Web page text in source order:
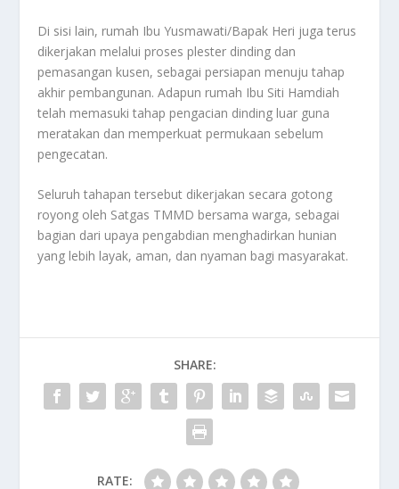
Di sisi lain, rumah Ibu Yusmawati/Bapak Heri juga terus
dikerjakan melalui proses plester dinding dan
pemasangan kusen, sebagai persiapan menuju tahap
akhir pembangunan. Adapun rumah Ibu Siti Hamdiah
telah memasuki tahap pengacian dinding luar guna
meratakan dan memperkuat permukaan sebelum
pengecatan.
Seluruh tahapan tersebut dikerjakan secara gotong
royong oleh Satgas TMMD bersama warga, sebagai
bagian dari upaya pengabdian menghadirkan hunian
yang lebih layak, aman, dan nyaman bagi masyarakat.
SHARE:
RATE: